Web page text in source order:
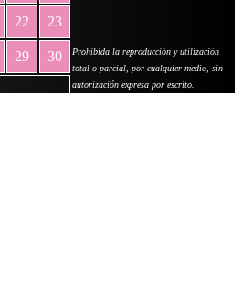
22 23
29 30
Prohibida la reproducción y utilización
total o parcial, por cualquier medio, sin
autorización expresa por escrito.